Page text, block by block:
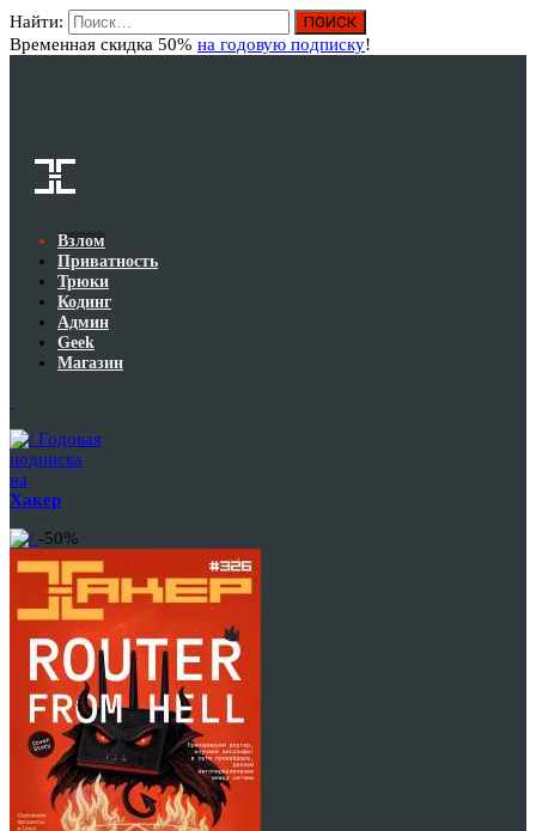
Найти:
Временная скидка 50% на годовую подписку!
Взлом
Приватность
Трюки
Кодинг
Админ
Geek
Магазин
Годовая
подписка
на
Хакер
-50%